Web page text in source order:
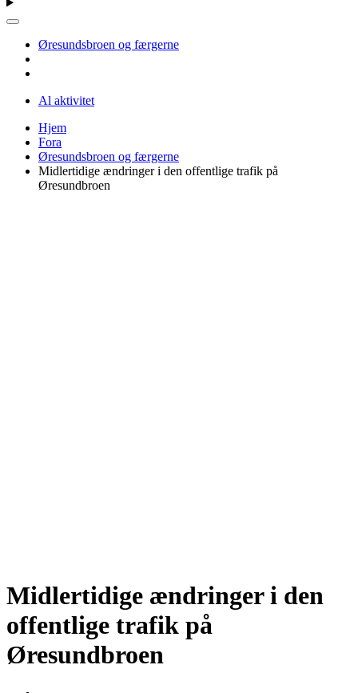
Øresundsbroen og færgerne
Al aktivitet
Hjem
Fora
Øresundsbroen og færgerne
Midlertidige ændringer i den offentlige trafik på
Øresundbroen
Midlertidige ændringer i den
offentlige trafik på
Øresundbroen